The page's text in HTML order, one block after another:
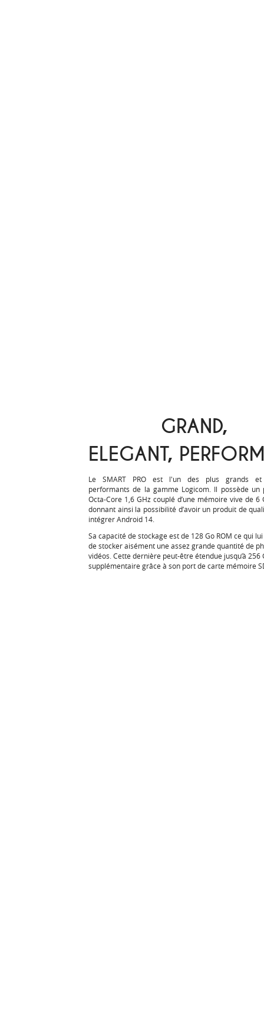
GRAND,
ELEGANT,
Le SMART PRO est l'un des plus grands
performants de la gamme Logicom. Il possède un
Octa-Core 1,6 GHz couplé d’une mémoire vive de 6
donnant ainsi la possibilité d’avoir un produit de
intégrer Android 14.
Sa capacité de stockage est de 128 Go ROM ce qui
de stocker aisément une assez grande quantité de
vidéos. Cette dernière peut-être étendue jusqu’à 256
supplémentaire grâce à son port de carte mémoire